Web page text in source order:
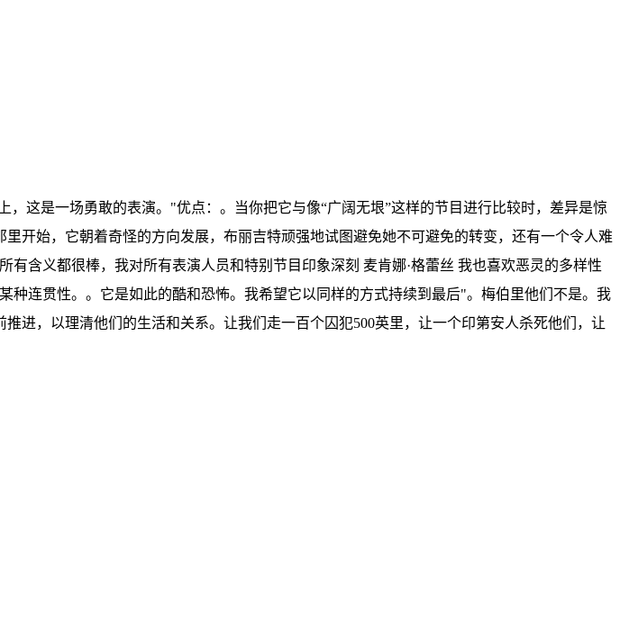
这是一场勇敢的表演。"优点：。当你把它与像“广阔无垠”这样的节目进行比较时，差异是惊
开始，它朝着奇怪的方向发展，布丽吉特顽强地试图避免她不可避免的转变，还有一个令人难
含义都很棒，我对所有表演人员和特别节目印象深刻 麦肯娜·格蕾丝 我也喜欢恶灵的多样性
连贯性。。它是如此的酷和恐怖。我希望它以同样的方式持续到最后"。梅伯里他们不是。我
进，以理清他们的生活和关系。让我们走一百个囚犯500英里，让一个印第安人杀死他们，让